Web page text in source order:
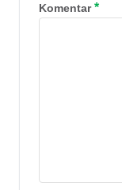
Komentar*